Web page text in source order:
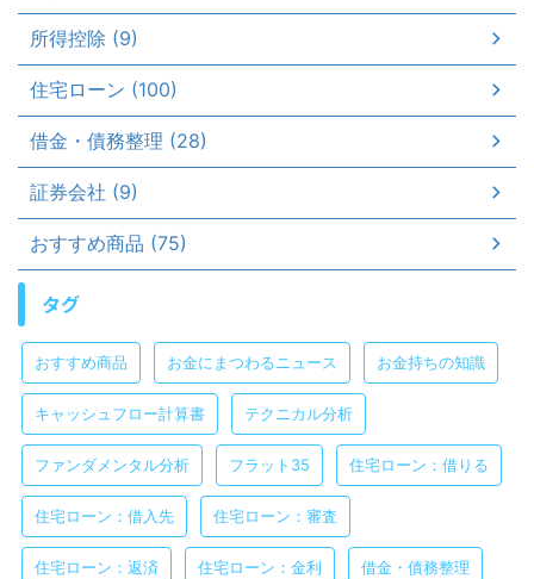
所得控除 (9)
住宅ローン (100)
借金・債務整理 (28)
証券会社 (9)
おすすめ商品 (75)
タグ
おすすめ商品 お金にまつわるニュース お金持ちの知識
キャッシュフロー計算書 テクニカル分析
ファンダメンタル分析 フラット35 住宅ローン：借りる
住宅ローン：借入先 住宅ローン：審査
住宅ローン：返済 住宅ローン：金利 借金・債務整理